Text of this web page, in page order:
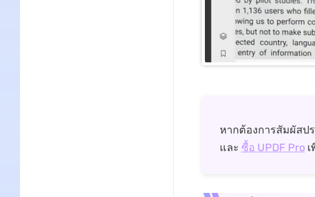
หากต้องการสัมผัส
และ ซื้อ UPDF Proเ